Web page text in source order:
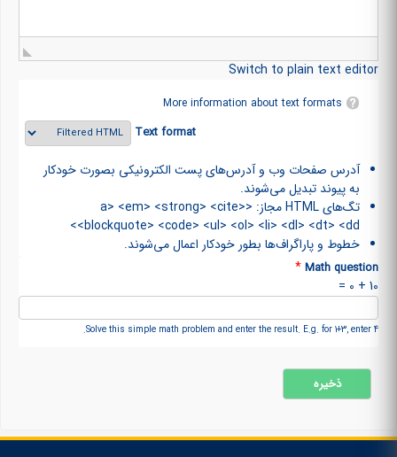
Switch to plain text editor
More information about text formats
Text format
آدرس صفحات وب و آدرس‌های پست الکترونیکی بصورت خودکار
به پیوند تبدیل می‌شوند.
تگ‌های HTML مجاز: <a> <em> <strong> <cite>
<blockquote> <code> <ul> <ol> <li> <dl> <dt> <dd>
خطوط و پاراگراف‌ها بطور خودکار اعمال می‌شوند.
Math question
*
10 + 0 =
Solve this simple math problem and enter the result. E.g. for 1+3, enter 4.